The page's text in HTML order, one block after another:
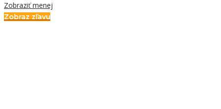
Zobraziť menej
Zobraz zľavu